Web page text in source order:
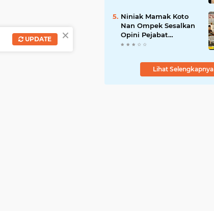
Niniak Mamak Koto
Nan Ompek Sesalkan
Opini Pejabat
Payakumbuh Soal
Jabatan
Lihat Selengkapnya
×
UPDATE